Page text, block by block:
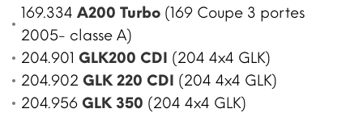
169.334 A200 Turbo (169 Coupe 3 portes
2005- classe A)
204.901 GLK200 CDI (204 4x4 GLK)
204.902 GLK 220 CDI (204 4x4 GLK)
204.956 GLK 350 (204 4x4 GLK)